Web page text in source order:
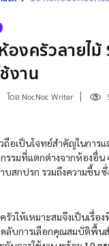
องครัวลายไ
งาน
โดย NocNoc Writer
อเป็นโจทย์สำคัญในการแ
รรมที่แตกต่างจากห้องอื่น
บสกปรก รวมถึงความชื้น
วให้เหมาะสมจึงเป็นเรื่อ
ดลับการเลือกคุณสมบัติพื้น